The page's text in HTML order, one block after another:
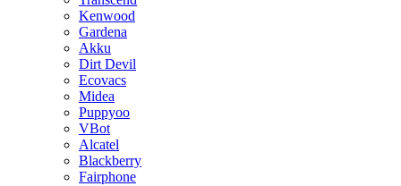
Kenwood
Gardena
Akku
Dirt Devil
Ecovacs
Midea
Puppyoo
VBot
Alcatel
Blackberry
Fairphone